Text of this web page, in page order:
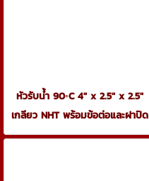
หัวรับน้ำ 90◦C 4" x 2.5" x 2.5"
เกลียว NHT พร้อมข้อต่อและฝาปิด